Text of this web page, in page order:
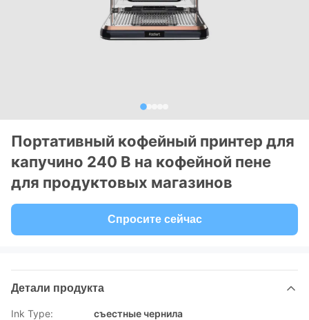
Портативный кофейный принтер для
капучино 240 В на кофейной пене
для продуктовых магазинов
Спросите сейчас
Детали продукта
Ink Type:
съестные чернила